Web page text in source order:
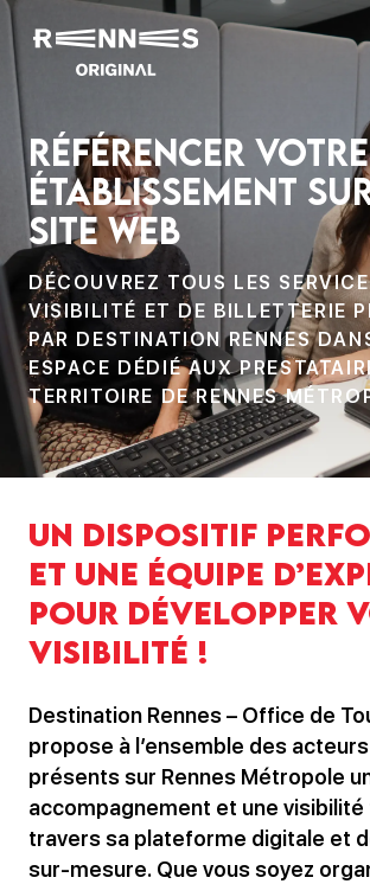
Référencer votre
établissement
site web
DÉCOUVREZ TOUS LES
VISIBILITÉ ET DE BILLETTERIE
PAR DESTINATION RENNES
ESPACE DÉDIÉ AUX
TERRITOIRE DE RENNES
un dispositif
et une équipe
pour développer
visibilité !
Destination Rennes – Office de
propose à l’ensemble des
présents sur Rennes Métropole
accompagnement et une
travers sa plateforme digitale et
sur-mesure. Que vous soyez